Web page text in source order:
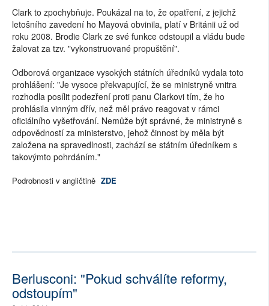
Clark to zpochybňuje. Poukázal na to, že opatření, z jejichž
letošního zavedení ho Mayová obvinila, platí v Británii už od
roku 2008. Brodie Clark ze své funkce odstoupil a vládu bude
žalovat za tzv. "vykonstruované propuštění".
Odborová organizace vysokých státních úředníků vydala toto
prohlášení: "Je vysoce překvapující, že se ministryně vnitra
rozhodla posílit podezření proti panu Clarkovi tím, že ho
prohlásila vinným dřív, než měl právo reagovat v rámci
oficiálního vyšetřování. Nemůže být správné, že ministryně s
odpovědností za ministerstvo, jehož činnost by měla být
založena na spravedlnosti, zachází se státním úředníkem s
takovýmto pohrdáním."
Podrobnosti v angličtině ZDE
Berlusconi: "Pokud schválíte reformy,
odstoupím"